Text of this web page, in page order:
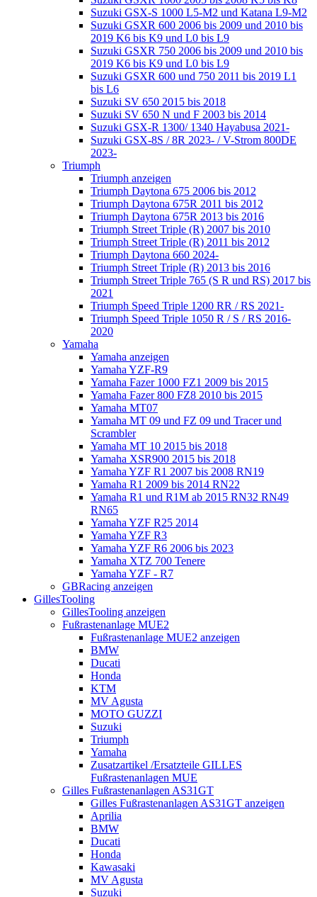
Suzuki GSX-S 1000 L5-M2 und Katana L9-M2
Suzuki GSXR 600 2006 bis 2009 und 2010 bis
2019 K6 bis K9 und L0 bis L9
Suzuki GSXR 750 2006 bis 2009 und 2010 bis
2019 K6 bis K9 und L0 bis L9
Suzuki GSXR 600 und 750 2011 bis 2019 L1
bis L6
Suzuki SV 650 2015 bis 2018
Suzuki SV 650 N und F 2003 bis 2014
Suzuki GSX-R 1300/ 1340 Hayabusa 2021-
Suzuki GSX-8S / 8R 2023- / V-Strom 800DE
2023-
Triumph
Triumph anzeigen
Triumph Daytona 675 2006 bis 2012
Triumph Daytona 675R 2011 bis 2012
Triumph Daytona 675R 2013 bis 2016
Triumph Street Triple (R) 2007 bis 2010
Triumph Street Triple (R) 2011 bis 2012
Triumph Daytona 660 2024-
Triumph Street Triple (R) 2013 bis 2016
Triumph Street Triple 765 (S R und RS) 2017 bis
2021
Triumph Speed Triple 1200 RR / RS 2021-
Triumph Speed Triple 1050 R / S / RS 2016-
2020
Yamaha
Yamaha anzeigen
Yamaha YZF-R9
Yamaha Fazer 1000 FZ1 2009 bis 2015
Yamaha Fazer 800 FZ8 2010 bis 2015
Yamaha MT07
Yamaha MT 09 und FZ 09 und Tracer und
Scrambler
Yamaha MT 10 2015 bis 2018
Yamaha XSR900 2015 bis 2018
Yamaha YZF R1 2007 bis 2008 RN19
Yamaha R1 2009 bis 2014 RN22
Yamaha R1 und R1M ab 2015 RN32 RN49
RN65
Yamaha YZF R25 2014
Yamaha YZF R3
Yamaha YZF R6 2006 bis 2023
Yamaha XTZ 700 Tenere
Yamaha YZF - R7
GBRacing anzeigen
GillesTooling
GillesTooling anzeigen
Fußrastenanlage MUE2
Fußrastenanlage MUE2 anzeigen
BMW
Ducati
Honda
KTM
MV Agusta
MOTO GUZZI
Suzuki
Triumph
Yamaha
Zusatzartikel /Ersatzteile GILLES
Fußrastenanlagen MUE
Gilles Fußrastenanlagen AS31GT
Gilles Fußrastenanlagen AS31GT anzeigen
Aprilia
BMW
Ducati
Honda
Kawasaki
MV Agusta
Suzuki